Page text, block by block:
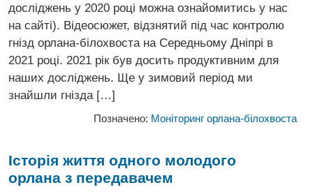
досліджень у 2020 році можна ознайомитись у нас
на сайті). Відеосюжет, відзнятий під час контролю
гнізд орлана-білохвоста на Середньому Дніпрі в
2021 році. 2021 рік був досить продуктивним для
наших досліджень. Ще у зимовий період ми
знайшли гнізда […]
Позначено: Моніторинг орлана-білохвоста
Історія життя одного молодого
орлана з передавачем